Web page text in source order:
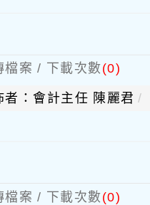
檔案 / 下載次數(0)
者：會計主任 陳麗君
檔案 / 下載次數(0)